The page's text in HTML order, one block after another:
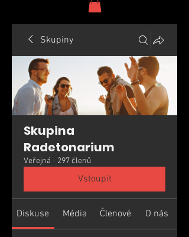
Skupiny
Skupina
Radetonarium
Veřejná · 297 členů
Vstoupit
Diskuse Média Členové O nás